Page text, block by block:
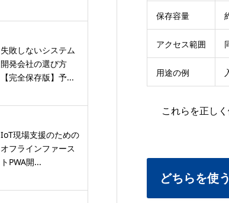
保存容量
アクセス範囲
用途の例
これらを正し
どちらを使
失敗しないシステム
開発会社の選び方
【完全保存版】予...
IoT現場支援のための
オフラインファース
トPWA開...